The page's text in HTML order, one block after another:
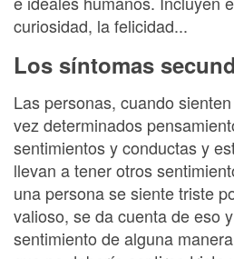
curiosidad, la felicidad...
Los síntomas
Las personas, cuando
vez determinados
sentimientos y conductas y
llevan a tener otros
una persona se siente triste
valioso, se da cuenta de eso
sentimiento de alguna